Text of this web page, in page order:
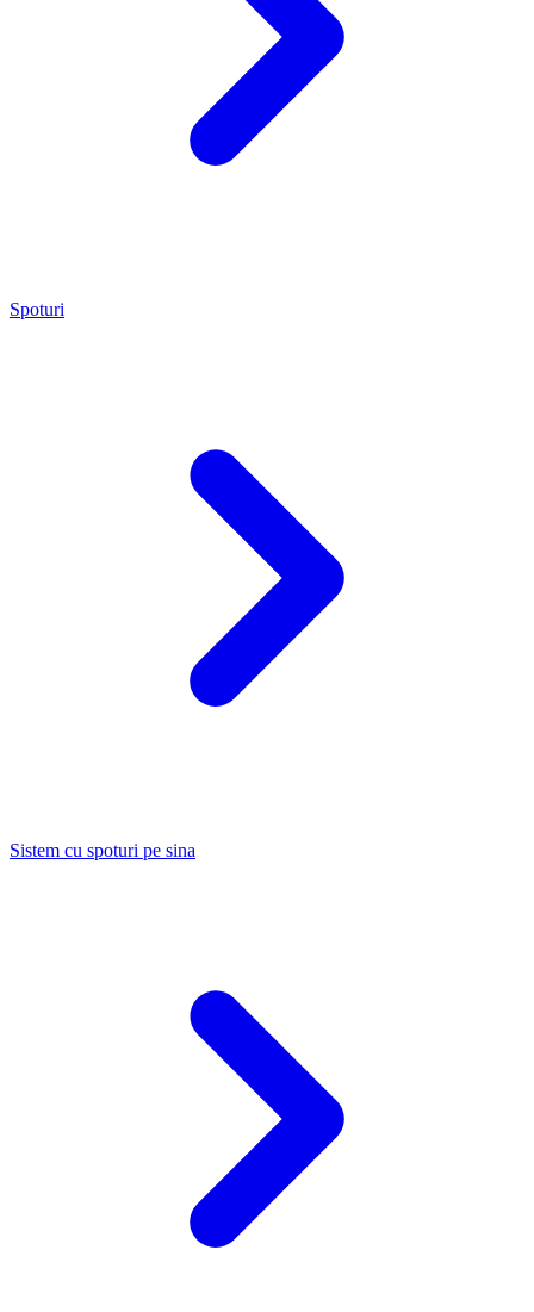
Spoturi
Sistem cu spoturi pe sina